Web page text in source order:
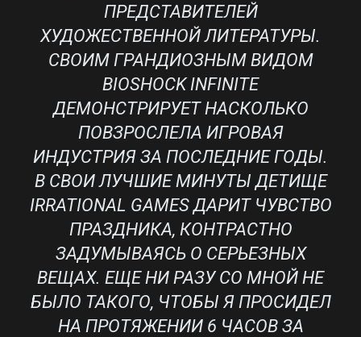
ПРЕДСТАВИТЕЛЕЙ
ХУДОЖЕСТВЕННОЙ ЛИТЕРАТУРЫ.
СВОИМ ГРАНДИОЗНЫМ ВИДОМ
BIOSHOCK INFINITE
ДЕМОНСТРИРУЕТ НАСКОЛЬКО
ПОВЗРОСЛЕЛА ИГРОВАЯ
ИНДУСТРИЯ ЗА ПОСЛЕДНИЕ ГОДЫ.
В СВОИ ЛУЧШИЕ МИНУТЫ ДЕТИЩЕ
IRRATIONAL GAMES ДАРИТ ЧУВСТВО
ПРАЗДНИКА, КОНТРАСТНО
ЗАДУМЫВАЯСЬ О СЕРЬЕЗНЫХ
ВЕЩАХ. ЕЩЕ НИ РАЗУ СО МНОЙ НЕ
БЫЛО ТАКОГО, ЧТОБЫ Я ПРОСИДЕЛ
НА ПРОТЯЖЕНИИ 6 ЧАСОВ ЗА